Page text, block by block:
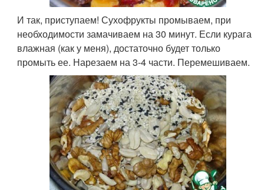
И так, приступаем! Сухофрукты промываем, при
необходимости замачиваем на 30 минут. Если курага
влажная (как у меня), достаточно будет только
промыть ее. Нарезаем на 3-4 части. Перемешиваем.